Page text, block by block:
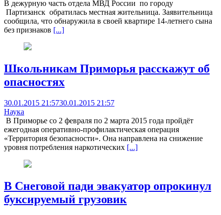
В дежурную часть отдела МВД России по городу
Партизанск обратилась местная жительница. Заявительница
сообщила, что обнаружила в своей квартире 14-летнего сына
без признаков [...]
Школьникам Приморья расскажут об
опасностях
30.01.2015 21:5730.01.2015 21:57
Наука
В Приморье со 2 февраля по 2 марта 2015 года пройдёт
ежегодная оперативно-профилактическая операция
«Территория безопасности». Она направлена на снижение
уровня потребления наркотических [...]
В Снеговой пади эвакуатор опрокинул
буксируемый грузовик